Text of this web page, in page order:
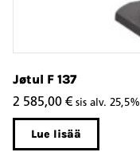
Jøtul F 137
2 585,00 € sis alv. 25,5%
Lue lisää